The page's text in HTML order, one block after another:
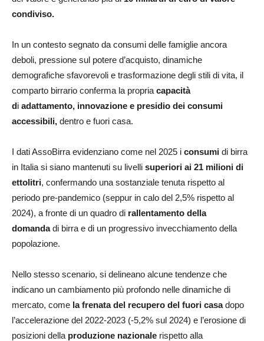
condiviso.
In un contesto segnato da consumi delle famiglie ancora
deboli, pressione sul potere d’acquisto, dinamiche
demografiche sfavorevoli e trasformazione degli stili di vita, il
comparto birrario conferma la propria capacità
di adattamento, innovazione e presidio dei consumi
accessibili, dentro e fuori casa.
I dati AssoBirra evidenziano come nel 2025 i consumi di birra
in Italia si siano mantenuti su livelli superiori ai 21 milioni di
ettolitri, confermando una sostanziale tenuta rispetto al
periodo pre-pandemico (seppur in calo del 2,5% rispetto al
2024), a fronte di un quadro di rallentamento della
domandadi birra e di un progressivo invecchiamento della
popolazione.
Nello stesso scenario, si delineano alcune tendenze che
indicano un cambiamento più profondo nelle dinamiche di
mercato, come la frenata del recupero del fuori casadopo
l’accelerazione del 2022-2023 (-5,2% sul 2024) e l’erosione di
posizioni della produzione nazionale rispetto alla